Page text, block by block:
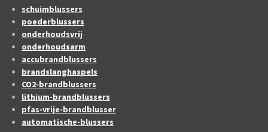
schuimblussers
poederblussers
onderhoudsvrij
onderhoudsarm
accubrandblussers
brandslanghaspels
CO2-brandblussers
lithium-brandblussers
pfas-vrije-brandblusser
automatische-blussers